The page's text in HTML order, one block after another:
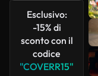
Esclusivo:
-15% di
sconto con il
codice
"COVERR15"